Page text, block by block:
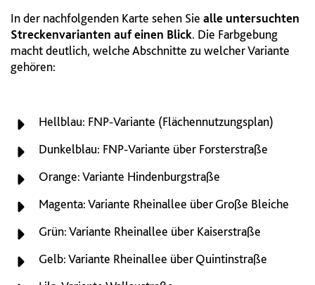
In der nachfolgenden Karte sehen Sie alle untersuchten
Streckenvarianten auf einen Blick. Die Farbgebung
macht deutlich, welche Abschnitte zu welcher Variante
gehören:
Hellblau: FNP-Variante (Flächennutzungsplan)
Dunkelblau: FNP-Variante über Forsterstraße
Orange: Variante Hindenburgstraße
Magenta: Variante Rheinallee über Große Bleiche
Grün: Variante Rheinallee über Kaiserstraße
Gelb: Variante Rheinallee über Quintinstraße